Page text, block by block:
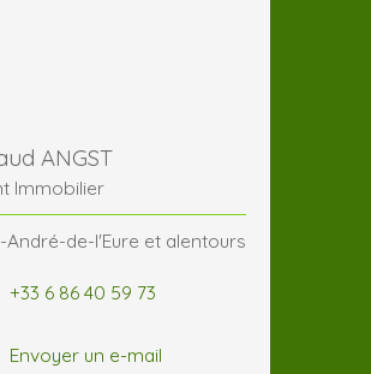
ANGST
Immobilier
André-de-l'Eure et alentours
+33 6 86 40 59 73
Envoyer un e-mail